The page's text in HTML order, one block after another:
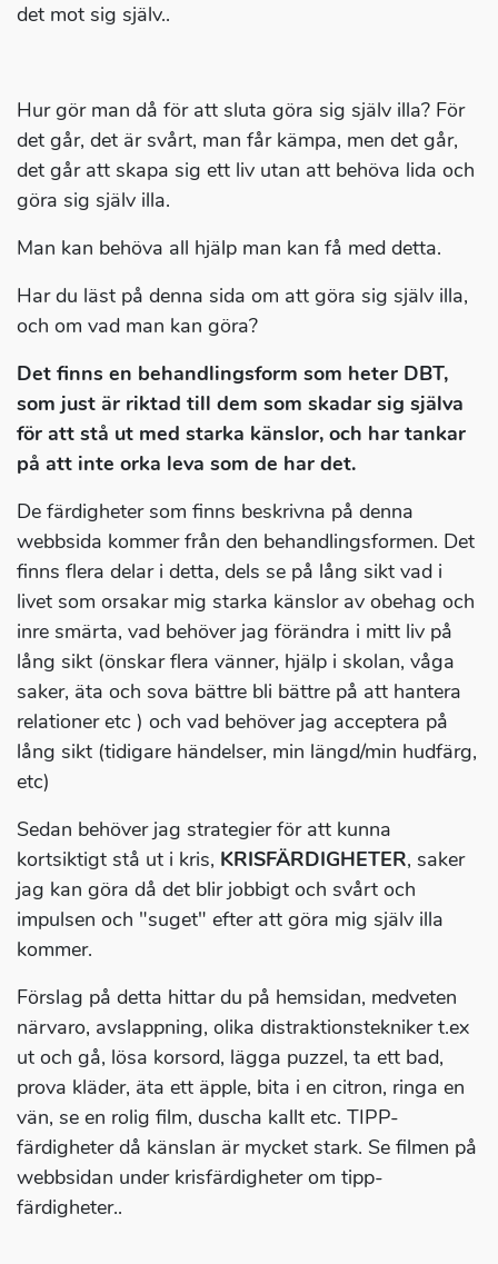
det mot sig själv..
Hur gör man då för att sluta göra sig själv illa? För
det går, det är svårt, man får kämpa, men det går,
det går att skapa sig ett liv utan att behöva lida och
göra sig själv illa.
Man kan behöva all hjälp man kan få med detta.
Har du läst på denna sida om att göra sig själv illa,
och om vad man kan göra?
Det finns en behandlingsform som heter DBT,
som just är riktad till dem som skadar sig själva
för att stå ut med starka känslor, och har tankar
på att inte orka leva som de har det.
De färdigheter som finns beskrivna på denna
webbsida kommer från den behandlingsformen. Det
finns flera delar i detta, dels se på lång sikt vad i
livet som orsakar mig starka känslor av obehag och
inre smärta, vad behöver jag förändra i mitt liv på
lång sikt (önskar flera vänner, hjälp i skolan, våga
saker, äta och sova bättre bli bättre på att hantera
relationer etc ) och vad behöver jag acceptera på
lång sikt (tidigare händelser, min längd/min hudfärg,
etc)
Sedan behöver jag strategier för att kunna
kortsiktigt stå ut i kris, KRISFÄRDIGHETER, saker
jag kan göra då det blir jobbigt och svårt och
impulsen och "suget" efter att göra mig själv illa
kommer.
Förslag på detta hittar du på hemsidan, medveten
närvaro, avslappning, olika distraktionstekniker t.ex
ut och gå, lösa korsord, lägga puzzel, ta ett bad,
prova kläder, äta ett äpple, bita i en citron, ringa en
vän, se en rolig film, duscha kallt etc. TIPP-
färdigheter då känslan är mycket stark. Se filmen på
webbsidan under krisfärdigheter om tipp-
färdigheter..